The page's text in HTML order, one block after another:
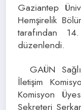
Gaziantep
Hemşirelik
tarafından
düzenlendi.
GAÜN
İletişim
Komisyon
Sekreteri